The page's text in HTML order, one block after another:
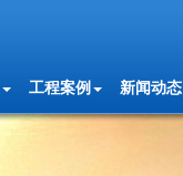
工程案例 新闻动态